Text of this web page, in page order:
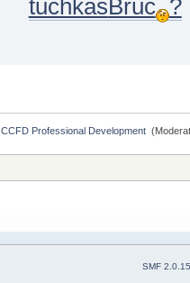
tuchkasBruc ?
CCFD Professional Development
SMF 2.0.15